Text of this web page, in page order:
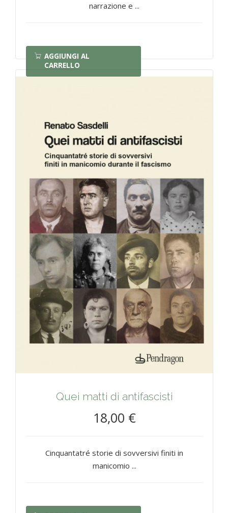
narrazione e ...
AGGIUNGI AL
CARRELLO
Quei matti di antifascisti
18,00 €
Cinquantatré storie di sovversivi finiti in
manicomio ...